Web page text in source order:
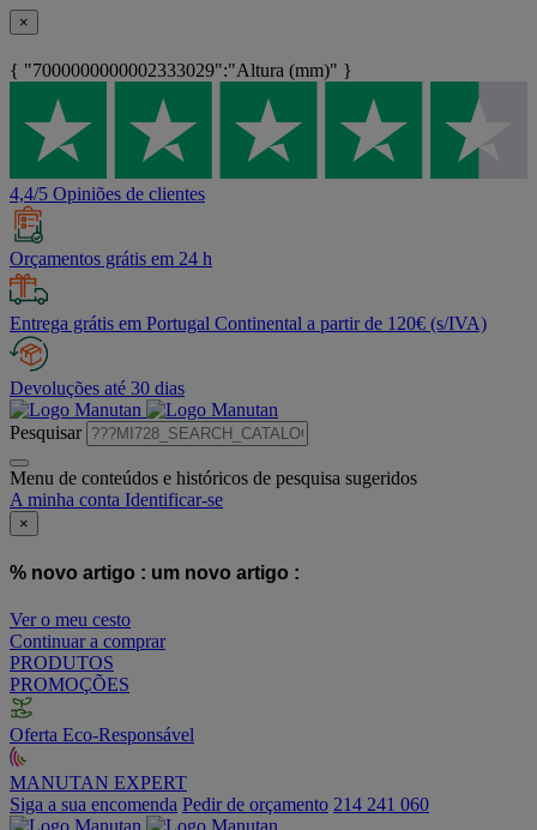
×
{ "7000000000002333029":"Altura (mm)" }
4,4/5 Opiniões de clientes
Orçamentos grátis em 24 h
Entrega grátis em Portugal Continental a partir de 120€ (s/IVA)
Devoluções até 30 dias
Pesquisar
Menu de conteúdos e históricos de pesquisa sugeridos
A minha conta Identificar-se
×
% novo artigo : um novo artigo :
Ver o meu cesto
Continuar a comprar
PRODUTOS
PROMOÇÕES
Oferta Eco-Responsável
MANUTAN EXPERT
Siga a sua encomenda Pedir de orçamento 214 241 060